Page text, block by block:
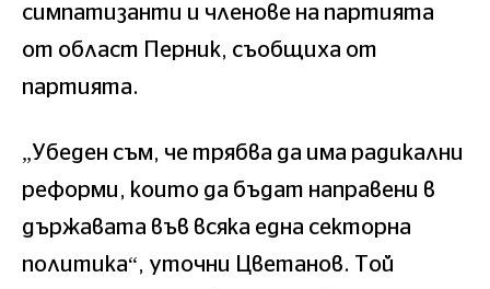
симпатизанти и членове на партията
от област Перник, съобщиха от
партията.
„Убеден съм, че трябва да има радикални
реформи, които да бъдат направени в
държавата във всяка една секторна
политика“, уточни Цветанов. Той